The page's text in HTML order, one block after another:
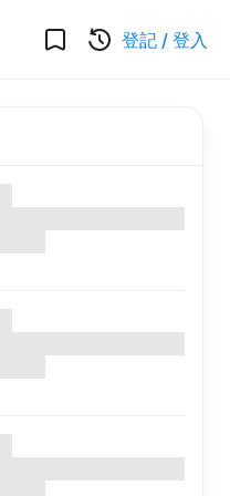
登記 / 登入